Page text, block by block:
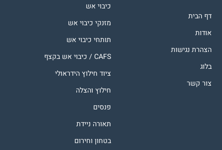
דף הבית
אודות
הצהרת נגישות
בלוג
צור קשר
כיבוי אש
מזנקי כיבוי אש
תותחי כיבוי אש
CAFS / כיבוי אש בקצף
ציוד חילוץ הידראולי
חילוץ והצלה
פנסים
תאורה ניידת
בטחון וחירום